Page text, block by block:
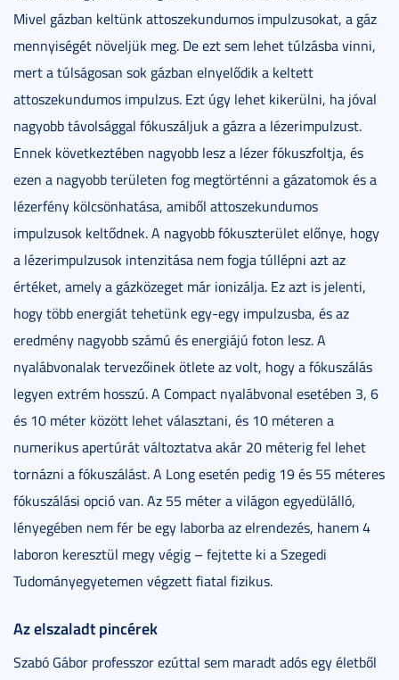
Mivel gázban keltünk attoszekundumos impulzusokat, a gáz
mennyiségét növeljük meg. De ezt sem lehet túlzásba vinni,
mert a túlságosan sok gázban elnyelődik a keltett
attoszekundumos impulzus. Ezt úgy lehet kikerülni, ha jóval
nagyobb távolsággal fókuszáljuk a gázra a lézerimpulzust.
Ennek következtében nagyobb lesz a lézer fókuszfoltja, és
ezen a nagyobb területen fog megtörténni a gázatomok és a
lézerfény kölcsönhatása, amiből attoszekundumos
impulzusok keltődnek. A nagyobb fókuszterület előnye, hogy
a lézerimpulzusok intenzitása nem fogja túllépni azt az
értéket, amely a gázközeget már ionizálja. Ez azt is jelenti,
hogy több energiát tehetünk egy-egy impulzusba, és az
eredmény nagyobb számú és energiájú foton lesz. A
nyalábvonalak tervezőinek ötlete az volt, hogy a fókuszálás
legyen extrém hosszú. A Compact nyalábvonal esetében 3, 6
és 10 méter között lehet választani, és 10 méteren a
numerikus apertúrát változtatva akár 20 méterig fel lehet
tornázni a fókuszálást. A Long esetén pedig 19 és 55 méteres
fókuszálási opció van. Az 55 méter a világon egyedülálló,
lényegében nem fér be egy laborba az elrendezés, hanem 4
laboron keresztül megy végig – fejtette ki a Szegedi
Tudományegyetemen végzett fiatal fizikus.
Az elszaladt pincérek
Szabó Gábor professzor ezúttal sem maradt adós egy életből